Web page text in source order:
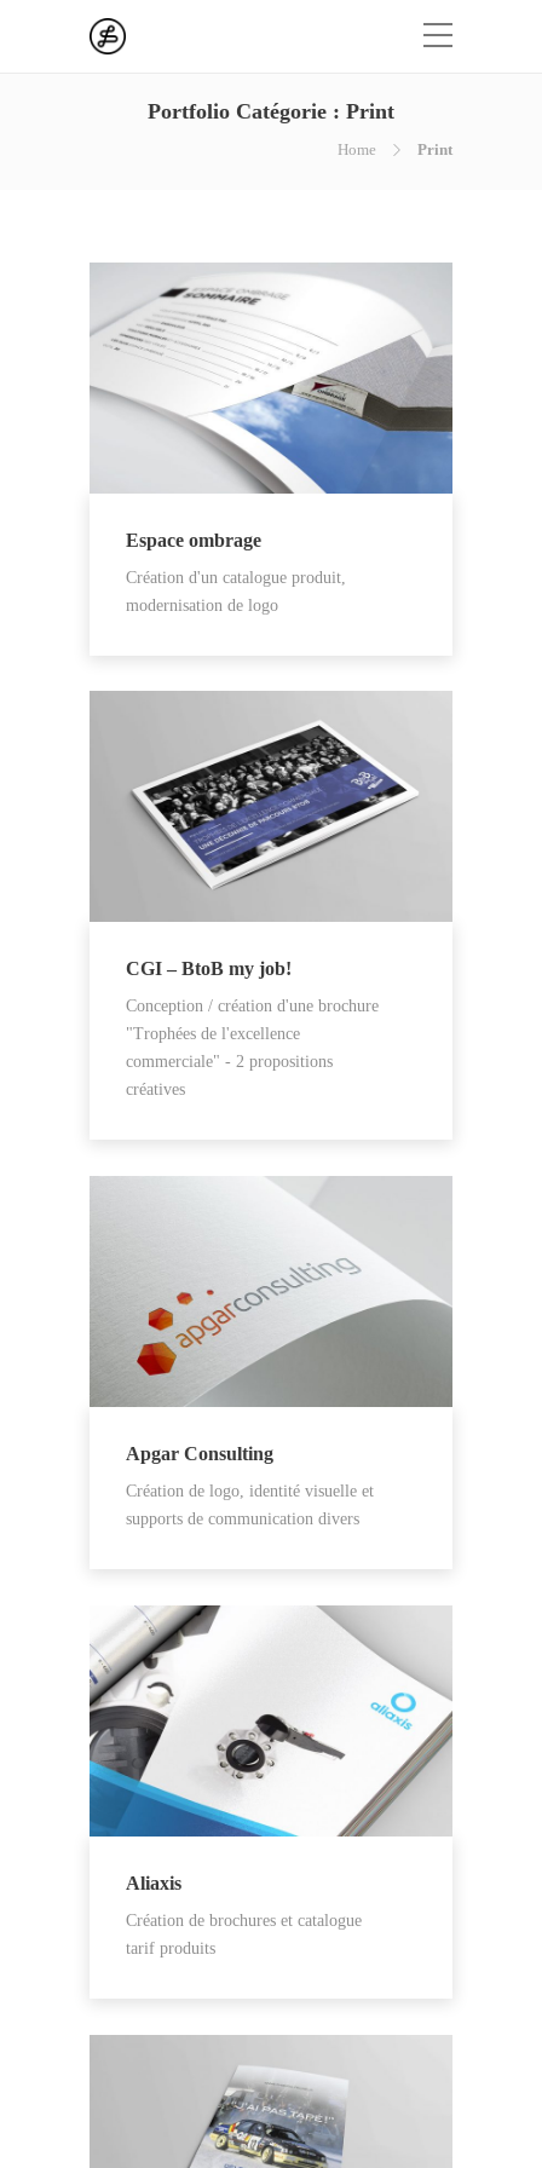
Portfolio Catégorie : Print
Home Print
Espace ombrage
Création d'un catalogue produit,
modernisation de logo
CGI – BtoB my job!
Conception / création d'une brochure
"Trophées de l'excellence
commerciale" - 2 propositions
créatives
Apgar Consulting
Création de logo, identité visuelle et
supports de communication divers
Aliaxis
Création de brochures et catalogue
tarif produits